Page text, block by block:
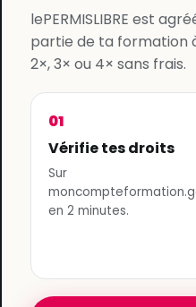
lePERMISLIBRE est
partie de ta formation
2×, 3× ou 4× sans frais.
01
Vérifie tes droits
Sur
en 2 minutes.